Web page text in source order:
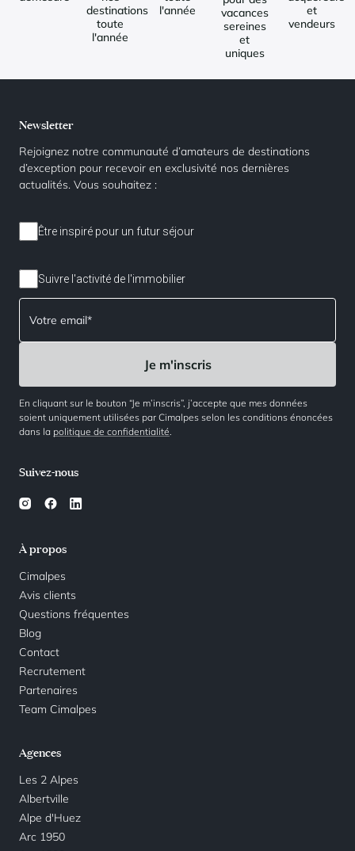
destinations
toute
l'année
l'année
vacances
sereines
et
uniques
et
vendeurs
À propos
Cimalpes
Avis clients
Questions fréquentes
Blog
Contact
Recrutement
Partenaires
Team Cimalpes
Agences
Les 2 Alpes
Albertville
Alpe d'Huez
Arc 1950
Suivez-nous
Newsletter
Rejoignez notre communauté d’amateurs de destinations
d’exception pour recevoir en exclusivité nos dernières
actualités. Vous souhaitez :
Être inspiré pour un futur séjour
Suivre l'activité de l'immobilier
En cliquant sur le bouton “Je m’inscris”, j’accepte que mes données
soient uniquement utilisées par Cimalpes selon les conditions énoncées
dans la politique de confidentialité.